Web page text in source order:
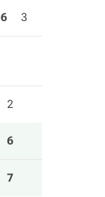
6 3
2
6
7